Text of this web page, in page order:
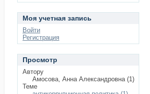
Моя учетная запись
Войти
Регистрация
Просмотр
Автору
Амосова, Анна Александровна (1)
Теме